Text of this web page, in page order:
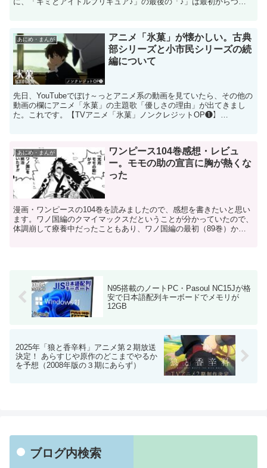
あにめ・まんが
アニメ「氷菓」が懐かしい。古典
部シリーズと小市民シリーズの続
編について
先日、YouTubeでぼけ～っとアニメ系の動画を見ていたら、その他の
動画の欄にアニメ「氷菓」の主題歌「優しさの理由」が出てきまし
た。これです。【TVアニメ「氷菓」ノンクレジットOP❶】
あにめ・まんが
ワンピース104巻感想・レビュ
ー。モモの助の宣言に胸が熱くな
った
漫画・ワンピースの104巻を読みましたので、感想を書きたいと思い
ます。ワノ国編のクマイマックスだということが分かっていたので、
体調崩して療養中だったこともあり、ワノ国編の最初（89巻）から
N95搭載のノートPC・Pasoul NC15Jが格
安で日本語配列キーボードでメモリが
12GB
2025年「狼と香辛料」アニメ第２期放送
決定！ あらすじや原作のどこまでやるか
を予想（2008年版の３期にあらず）
ブログ内検索